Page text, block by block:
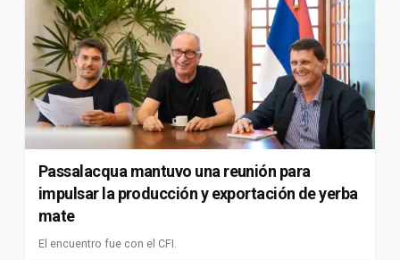
Passalacqua mantuvo una reunión para
impulsar la producción y exportación de yerba
mate
El encuentro fue con el CFI.